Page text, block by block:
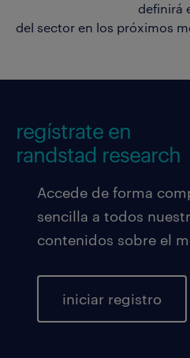
definirá
del sector en los próximos
regístrate en
randstad research
Accede de forma
sencilla a todos
contenidos sobre el
iniciar registro